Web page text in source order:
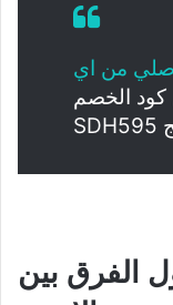
من اي
كود الخصم
الفرق بين